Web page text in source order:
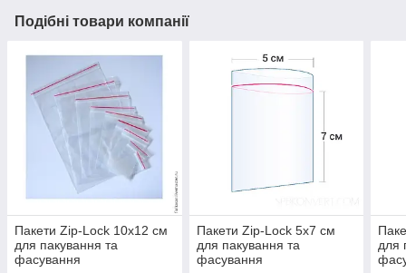
Подібні товари компанії
Пакети Zip-Lock 10х12 см
для пакування та
фасування
Пакети Zip-Lock 5х7 см
для пакування та
фасування
для